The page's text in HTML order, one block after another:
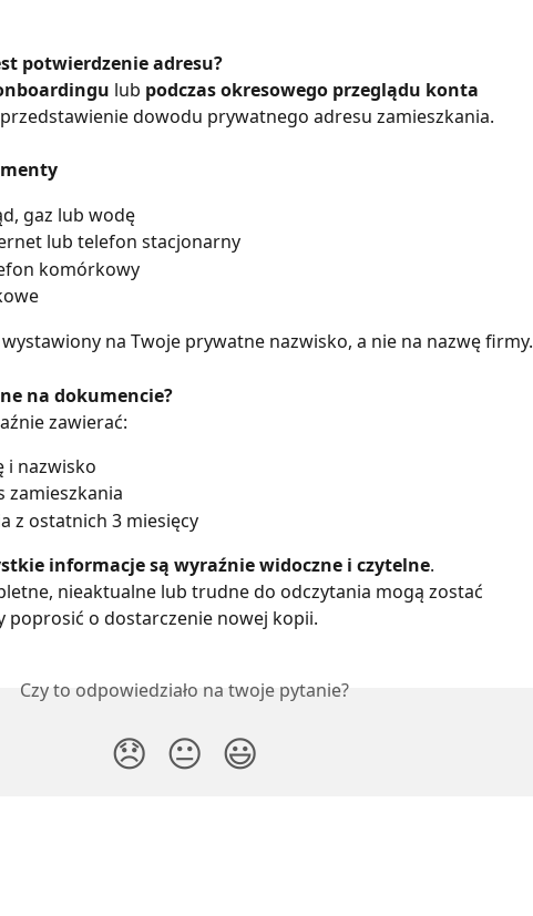
potwierdzenie adresu?
lub podczas okresowego przeglądu konta
dowodu prywatnego adresu zamieszkania.
gaz lub wodę
lub telefon stacjonarny
komórkowy
na Twoje prywatne nazwisko, a nie na nazwę firmy.
na dokumencie?
zawierać:
i nazwisko
zamieszkania
z ostatnich 3 miesięcy
informacje są wyraźnie widoczne i czytelne.
nieaktualne lub trudne do odczytania mogą zostać
poprosić o dostarczenie nowej kopii.
Czy to odpowiedziało na twoje pytanie?
😞 😐 😃